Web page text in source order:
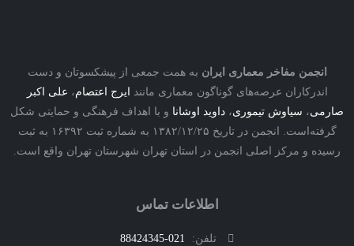
مفاخر معماری ایرانبه همت جمعی از پیشکسوتان و دست
عرصه‌های گوناگون معماری مانندایرج اعتصام،علی اکبر
،سیاوش تیموری،داوید اوشاناو با اهداف فرهنگی و حمایتی شکل
گرفته‌است. انجمن در تاریخ ۱۳۸۲/۱۲/۲۵ به شماره ثبت ۱۶۳۹۲ به ثبت
و مرکز اصلی انجمن در استان تهران شهرستان تهران واقع است.
اطلاعات تماس
تلفن:
021-88424345